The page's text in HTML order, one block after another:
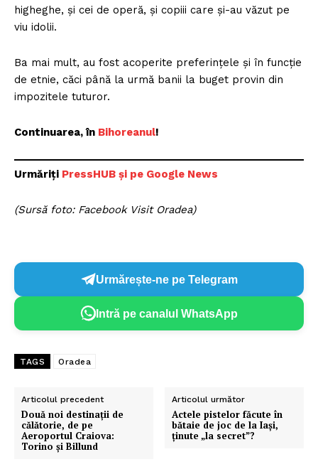
higheghe, şi cei de operă, şi copiii care şi-au văzut pe
viu idolii.
Ba mai mult, au fost acoperite preferinţele şi în funcţie
de etnie, căci până la urmă banii la buget provin din
impozitele tuturor.
Continuarea, în Bihoreanul!
Urmăriți PressHUB și pe Google News
(Sursă foto: Facebook Visit Oradea)
Urmărește-ne pe Telegram
Intră pe canalul WhatsApp
TAGS Oradea
Articolul precedent
Două noi destinații de
călătorie, de pe
Aeroportul Craiova:
Torino și Billund
Articolul următor
Actele pistelor făcute în
bătaie de joc de la Iaşi,
ţinute „la secret”?